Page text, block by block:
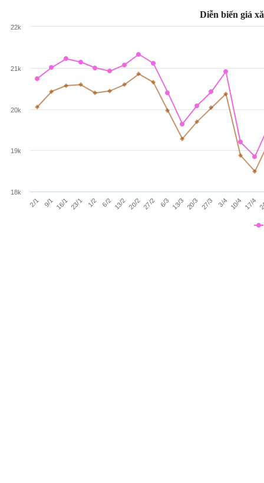
Diễn biến giá
2/1 9/1 16/1 23/1 1/2 6/2 13/2 20/2 27/2 6/3 13/3 20/3 27/3 3/4 10/4 17/4
18k
19k
20k
21k
22k